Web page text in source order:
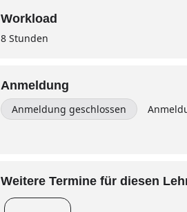
Workload
8 Stunden
Anmeldung
Anmeldung geschlossen
Weitere Termine für diesen